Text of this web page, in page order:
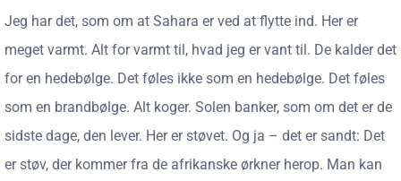
Jeg har det, som om at Sahara er ved at flytte ind. Her er
meget varmt. Alt for varmt til, hvad jeg er vant til. De kalder det
for en hedebølge. Det føles ikke som en hedebølge. Det føles
som en brandbølge. Alt koger. Solen banker, som om det er de
sidste dage, den lever. Her er støvet. Og ja – det er sandt: Det
er støv, der kommer fra de afrikanske ørkner herop. Man kan